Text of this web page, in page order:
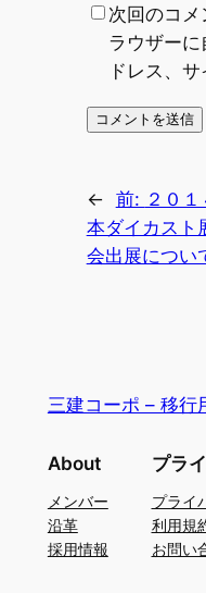
次回のコ
ラウザー
ドレス、サ
← 前: ２０１
本ダイカスト
会出展につい
三建コーポ – 移行
About
メンバー
沿革
採用情報
プラ
プライ
利用規
お問い